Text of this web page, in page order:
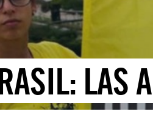
LAS